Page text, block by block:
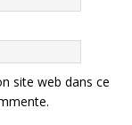
site web dans ce